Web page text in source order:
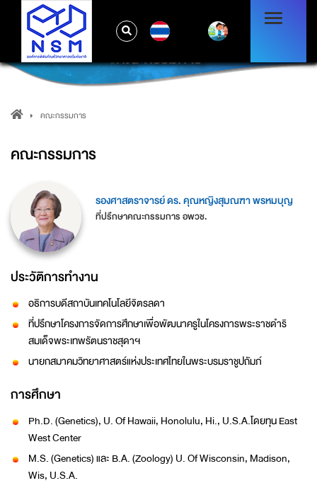
คณะกรรมการ
คณะกรรมการ
คณะกรรมการ
รองศาสตราจารย์ ดร. คุณหญิงสุมณฑา พรหมบุญ
ที่ปรึกษาคณะกรรมการ อพวช.
ประวัติการทำงาน
อธิการบดีสถาบันเทคโนโลยีจิตรลดา
ที่ปรึกษาโครงการจัดการศึกษาเพื่อพัฒนาครูในโครงการพระราชดำริ
สมเด็จพระเทพรัตนราชสุดาฯ
นายกสมาคมวิทยาศาสตร์แห่งประเทศไทยในพระบรมราชูปถัมภ์
การศึกษา
Ph.D. (Genetics), U. Of Hawaii, Honolulu, Hi., U.S.A.โดยทุน East
West Center
M.S. (Genetics) และ B.A. (Zoology) U. Of Wisconsin, Madison,
Wis, U.S.A.